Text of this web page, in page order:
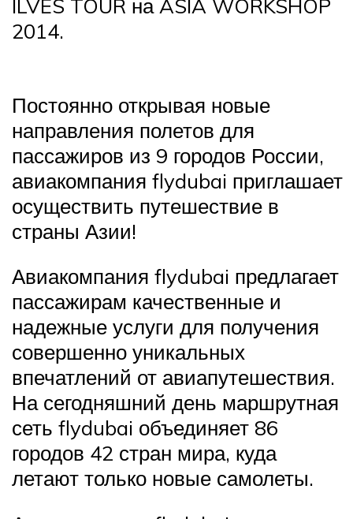
ILVES TOUR на ASIA WORKSHOP
2014.
Постоянно открывая новые
направления полетов для
пассажиров из 9 городов России,
авиакомпания flydubai приглашает
осуществить путешествие в
страны Азии!
Авиакомпания flydubai предлагает
пассажирам качественные и
надежные услуги для получения
совершенно уникальных
впечатлений от авиапутешествия.
На сегодняшний день маршрутная
сеть flydubai объединяет 86
городов 42 стран мира, куда
летают только новые самолеты.